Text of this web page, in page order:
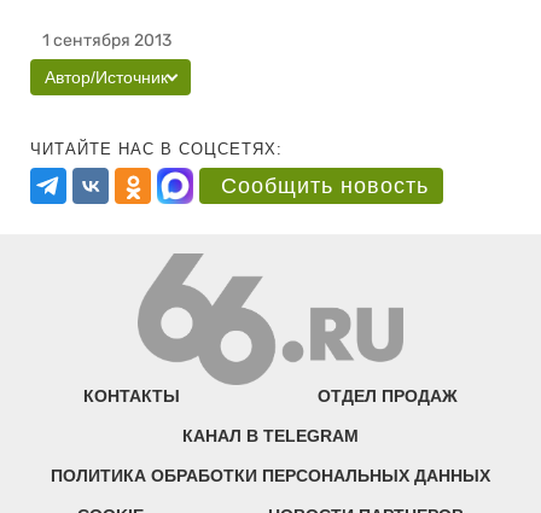
1 сентября 2013
Автор/Источник
ЧИТАЙТЕ НАС В СОЦСЕТЯХ:
Сообщить новость
КОНТАКТЫ ОТДЕЛ ПРОДАЖ
КАНАЛ В TELEGRAM
ПОЛИТИКА ОБРАБОТКИ ПЕРСОНАЛЬНЫХ ДАННЫХ